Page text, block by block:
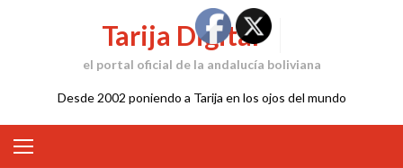
Tarija Digital
el portal oficial de la andalucía boliviana
Desde 2002 poniendo a Tarija en los ojos del mundo